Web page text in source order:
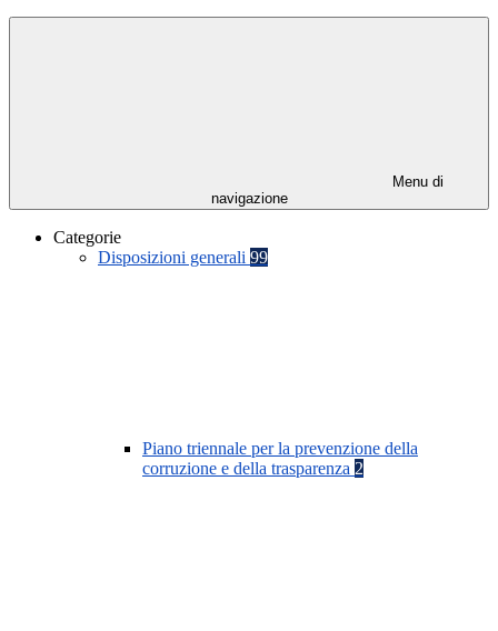
Menu di
navigazione
Categorie
Disposizioni generali 99
Piano triennale per la prevenzione della
corruzione e della trasparenza 2